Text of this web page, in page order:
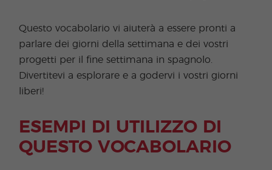
Questo vocabolario vi aiuterà a essere pronti a
parlare dei giorni della settimana e dei vostri
progetti per il fine settimana in spagnolo.
Divertitevi a esplorare e a godervi i vostri giorni
liberi!
ESEMPI DI UTILIZZO DI
QUESTO VOCABOLARIO